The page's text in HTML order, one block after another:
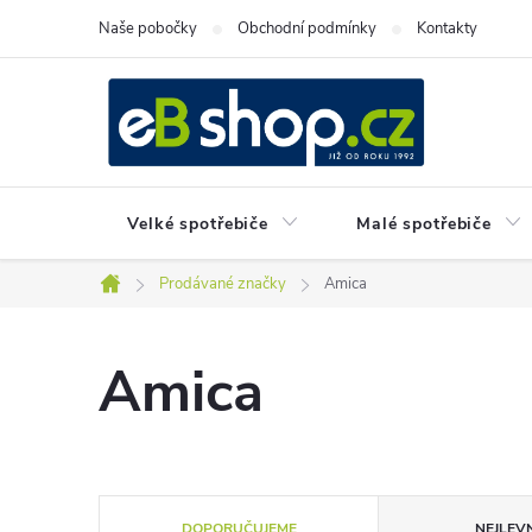
Naše pobočky Obchodní podmínky Kontakty
Velké spotřebiče Malé spotřebiče
Domů
Prodávané značky Amica
Amica